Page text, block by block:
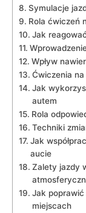
Symulacje
Rola ćwiczeń
Jak⁤
Wpływ
Ćwiczenia
Jak
‌autem
Rola⁤
Techniki
Jak
aucie
Zalety jazdy⁤
Jak
miejscach